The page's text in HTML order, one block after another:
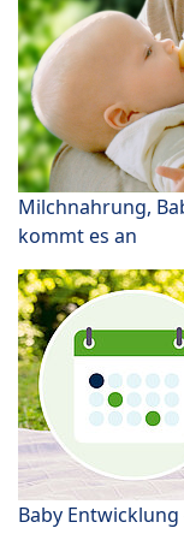
Milchnahrung,
kommt es an
Baby